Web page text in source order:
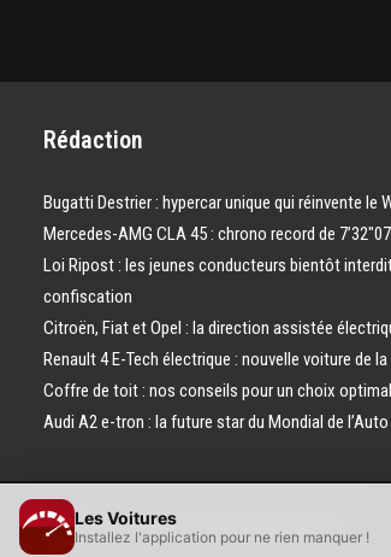
Rédaction
Bugatti Destrier : hypercar unique qui réinvente le
Mercedes-AMG CLA 45 : chrono record de
Loi Ripost : les jeunes conducteurs bientôt
confiscation
Citroën, Fiat et Opel : la direction assistée
Renault 4 E-Tech électrique : nouvelle voiture de
Coffre de toit : nos conseils pour un choix optimal
Audi A2 e-tron : la future star du Mondial de
© 2026 Les Voitures. | Tous droits réservés.
Les Voitures
Installez l'application pour ne rien manquer !